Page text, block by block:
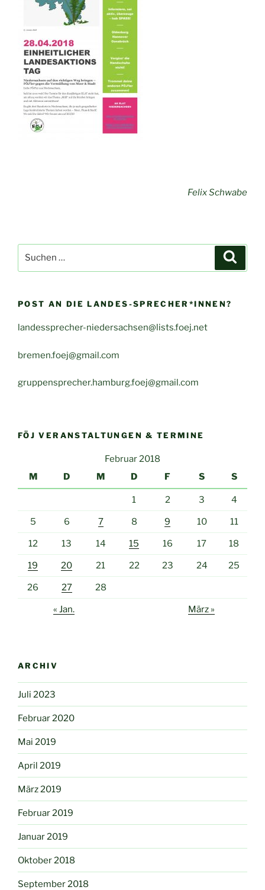
Felix Schwabe
nach:
POST AN DIE LANDES-SPRECHER*INNEN?
landessprecher-niedersachsen@lists.foej.net
bremen.foej@gmail.com
gruppensprecher.hamburg.foej@gmail.com
FÖJ VERANSTALTUNGEN & TERMINE
Februar 2018
M
D M D F S S
1 2 3 4
5 6 7 8 9 10 11
12 13 14 15 16 17 18
19 20 21 22 23 24 25
26 27 28
« Jan. März »
ARCHIV
Juli 2023
Februar 2020
Mai 2019
April 2019
März 2019
Februar 2019
Januar 2019
Oktober 2018
September 2018